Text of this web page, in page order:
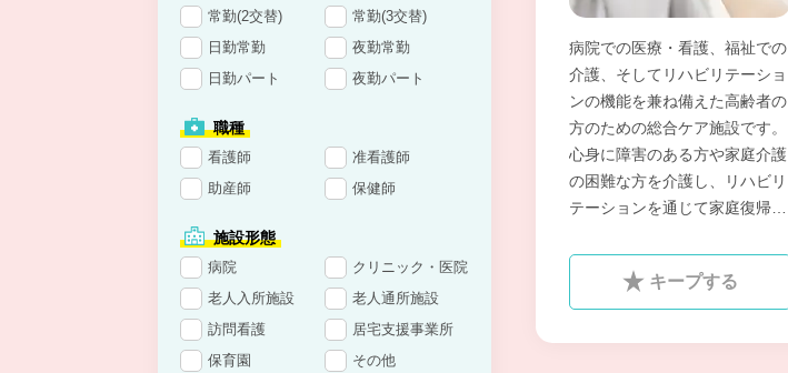
病院での医療・看護、福祉での
介護、そしてリハビリテーショ
ンの機能を兼ね備えた高齢者の
方のための総合ケア施設です。
心身に障害のある方や家庭介護
の困難な方を介護し、リハビリ
テーションを通じて家庭復帰を
設が介護老人保健施設やすらぎ
荘なのです。キープする
常勤(2交替)
常勤(3交替)
日勤常勤
夜勤常勤
日勤パート
夜勤パート
職種
看護師
准看護師
助産師
保健師
施設形態
病院
クリニック・医院
老人入所施設
老人通所施設
訪問看護
居宅支援事業所
保育園
その他